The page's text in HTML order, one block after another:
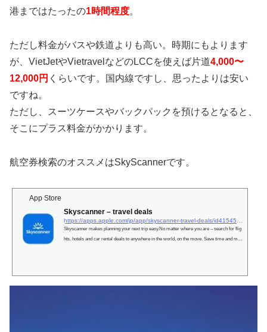
港まではたったの1時間程度。
ただし料金がバスや鉄道よりも高い。時期にもよります
が、VietJetやVietravelなどのLCCを使えば片道4,000〜
12,000円 くらいです。国内線ですし、思ったよりは安い
ですね。
ただし、スーツケースやバックパックを預けるとなると、
そこにプラス料金がかかります。
航空券検索のオススメはSkyScannerです。
App Store
‎Skyscanner – travel deals
‎Skyscanner makes planning your next trip easy.No matter where you are – search for flig
hts, hotels and car rental deals to anywhere in the world, on the move. Save time and mon